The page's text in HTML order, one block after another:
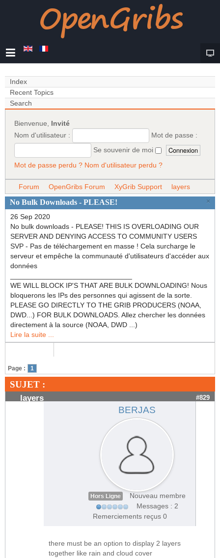
Index
Recent Topics
Search
Bienvenue, Invité
Nom d'utilisateur :
Mot de passe :
Se souvenir de moi
Mot de passe perdu ? Nom d'utilisateur perdu ?
Forum OpenGribs Forum XyGrib Support
layers
×
No Bulk Downloads - PLEASE!
26 Sep 2020
No bulk downloads - PLEASE! THIS IS OVERLOADING OUR
SERVER AND DENYING ACCESS TO COMMUNITY USERS
SVP - Pas de téléchargement en masse ! Cela surcharge le
serveur et empêche la communauté d'utilisateurs d'accéder aux
données
WE WILL BLOCK IP'S THAT ARE BULK DOWNLOADING! Nous
bloquerons les IPs des personnes qui agissent de la sorte.
PLEASE GO DIRECTLY TO THE GRIB PRODUCERS (NOAA,
DWD...) FOR BULK DOWNLOADS. Allez chercher les données
directement à la source (NOAA, DWD ...)
Lire la suite ...
Page : 1
SUJET :
layers #829
BERJAS
Hors Ligne
Nouveau membre
Messages : 2
Remerciements reçus 0
there must be an option to display 2 layers
together like rain and cloud cover